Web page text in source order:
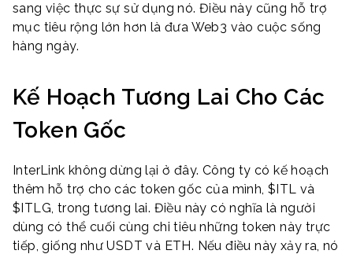
sang việc thực sự sử dụng nó. Điều này cũng hỗ trợ
mục tiêu rộng lớn hơn là đưa Web3 vào cuộc sống
hàng ngày.
Kế Hoạch Tương Lai Cho Các
Token Gốc
InterLink không dừng lại ở đây. Công ty có kế hoạch
thêm hỗ trợ cho các token gốc của mình, $ITL và
$ITLG, trong tương lai. Điều này có nghĩa là người
dùng có thể cuối cùng chi tiêu những token này trực
tiếp, giống như USDT và ETH. Nếu điều này xảy ra, nó